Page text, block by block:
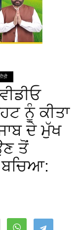
ਨੂੰ ਕੀਤਾ
ਦੇ ਮੁੱਖ
ਤੋਂ
ਬਚਿਆ: